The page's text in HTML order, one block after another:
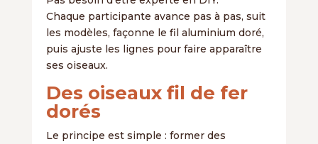
Chaque participante avance pas à pas, suit
les modèles, façonne le fil aluminium doré,
puis ajuste les lignes pour faire apparaître
ses oiseaux.
Des oiseaux fil de fer
dorés
Le principe est simple : former des